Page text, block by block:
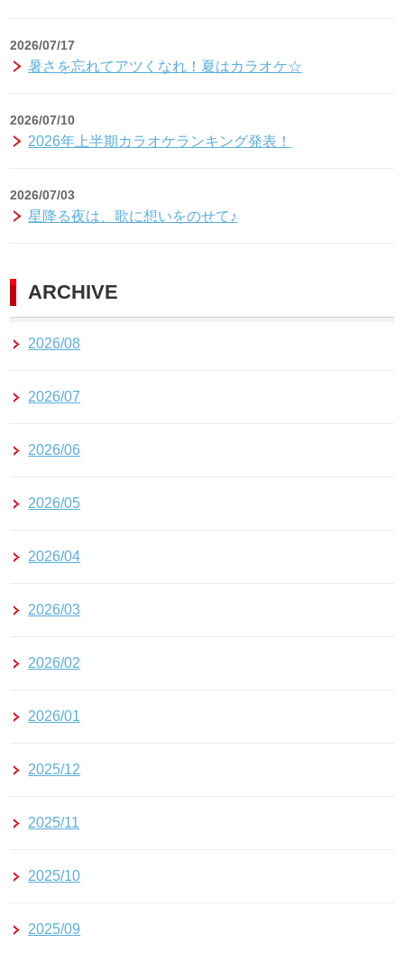
2026/07/17
暑さを忘れてアツくなれ！夏はカラオケ☆
2026/07/10
2026年上半期カラオケランキング発表！
2026/07/03
星降る夜は、歌に想いをのせて♪
ARCHIVE
2026/08
2026/07
2026/06
2026/05
2026/04
2026/03
2026/02
2026/01
2025/12
2025/11
2025/10
2025/09